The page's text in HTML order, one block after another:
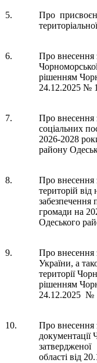
5.
Про
6.
Про внесення
рішенням
24.12.2025 №
7.
Про внесення
соціальних
2026-2028
району
8.
Про внесення
територій
забезпечення
громади на
Одеського
9.
Про внесення
України, а
території
рішенням
24.12.2025 №
10.
Про
області від